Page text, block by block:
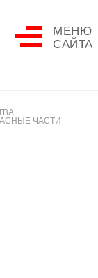
МЕНЮ
САЙТА
ЧАСТИ